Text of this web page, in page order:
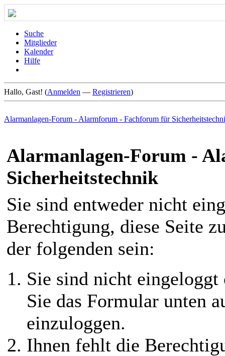
Suche
Mitglieder
Kalender
Hilfe
Hallo, Gast! (Anmelden — Registrieren)
Alarmanlagen-Forum - Alarmforum - Fachforum für
Alarmanlagen-Forum -
Sicherheitstechnik
Sie sind entweder nicht
Berechtigung, diese Seite
der folgenden sein:
Sie sind nicht
Sie das Formular unten
einzuloggen.
Ihnen fehlt die